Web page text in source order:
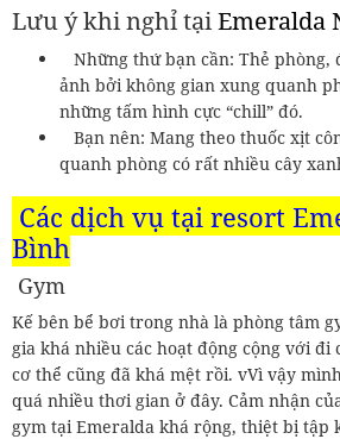
Lưu ý khi nghỉ tạiEmeralda
Những thứ bạn cần: Thẻ phòng,
ảnh bởi không gian xung quanh
những tấm hình cực “chill” đó.
Bạn nên: Mang theo thuốc xịt
quanh phòng có rất nhiều cây
Các dịch vụ tại resort
Bình
Gym
Kế bên bể bơi trong nhà là phòng tâm
gia khá nhiều các hoạt động cộng với đi
cơ thể cũng đã khá mệt rồi. vVì vậy
quá nhiều thơi gian ở đây. Cảm nhận
gym tại Emeralda khá rộng, thiệt bị tập